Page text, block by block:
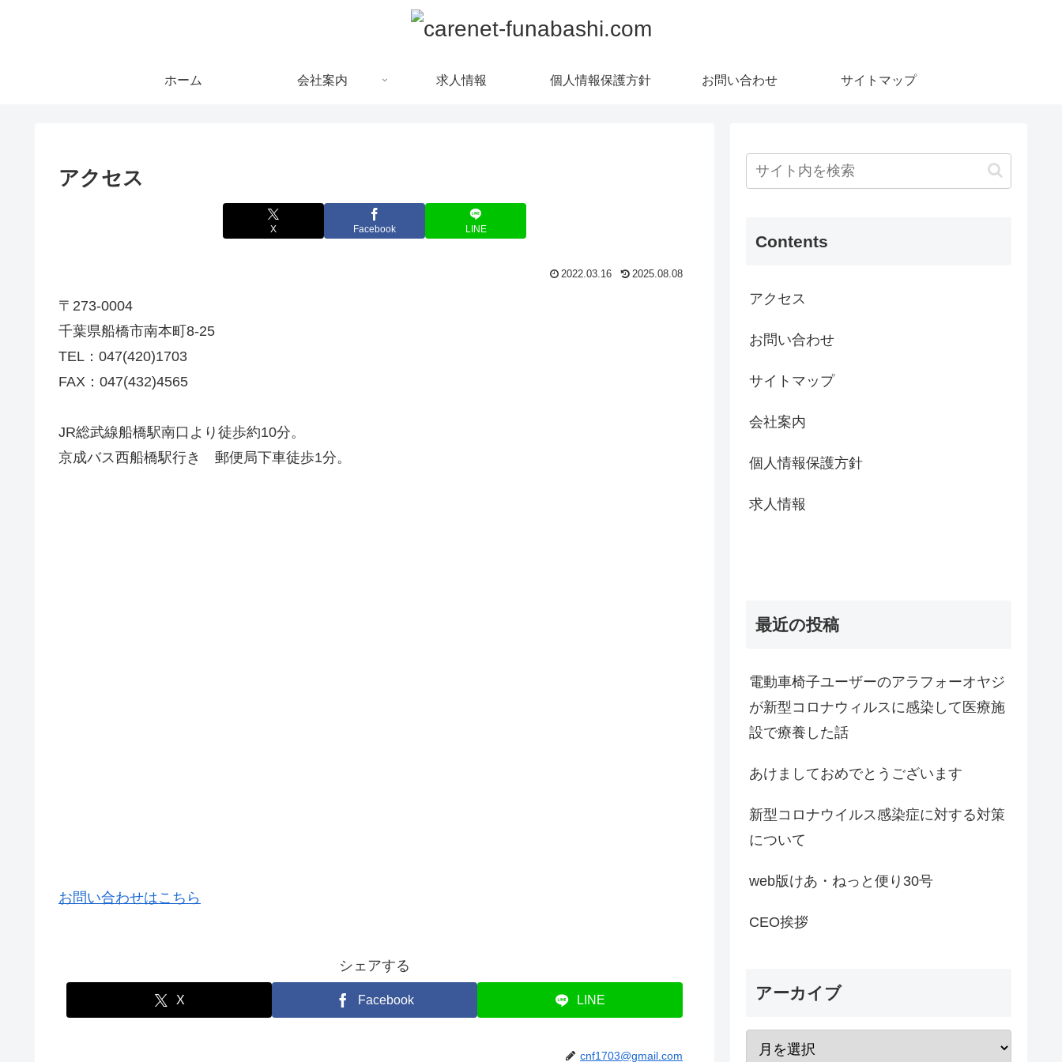
ホーム 会社案内 求人情報 個人情報保護方針 お問い合わせ サイトマップ
アクセス
X Facebook LINE
2022.03.16 2025.08.08
〒273-0004
千葉県船橋市南本町8-25
TEL：047(420)1703
FAX：047(432)4565
JR総武線船橋駅南口より徒歩約10分。
京成バス西船橋駅行き 郵便局下車徒歩1分。
お問い合わせはこちら
シェアする
X Facebook LINE
cnf1703@gmail.com
Contents
アクセス
お問い合わせ
サイトマップ
会社案内
個人情報保護方針
求人情報
最近の投稿
電動車椅子ユーザーのアラフォーオヤジ
が新型コロナウィルスに感染して医療施
設で療養した話
あけましておめでとうございます
新型コロナウイルス感染症に対する対策
について
web版けあ・ねっと便り30号
CEO挨拶
アーカイブ